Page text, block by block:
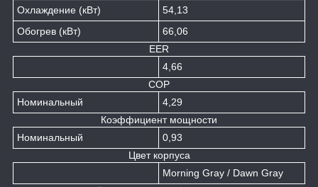
Охлаждение (кВт)
54,13
Обогрев (кВт)
66,06
EER
4,66
COP
Номинальный
4,29
Коэффициент мощности
Номинальный
0,93
Цвет корпуса
Morning Gray / Dawn Gray